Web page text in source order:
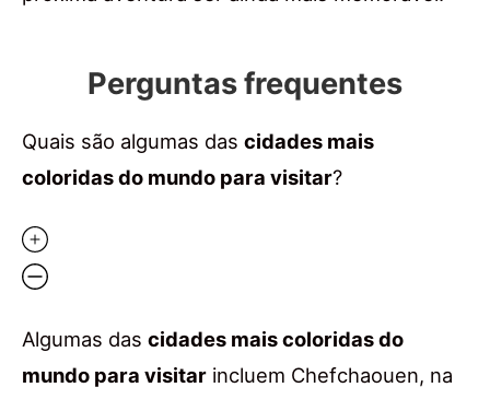
Perguntas frequentes
Quais são algumas das cidades mais
coloridas do mundo para visitar?
Algumas das cidades mais coloridas do
mundo para visitar incluem Chefchaouen, na